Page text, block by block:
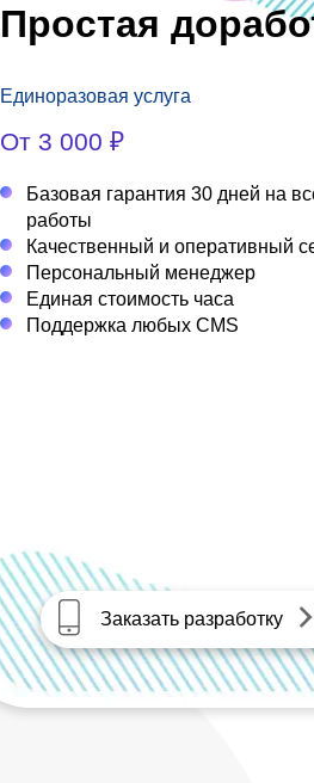
Простая
Единоразовая услуга
От 3 000 ₽
Базовая гарантия 30 дней на
работы
Качественный и оперативный
Персональный менеджер
Единая стоимость часа
Поддержка любых CMS
Заказать разработку